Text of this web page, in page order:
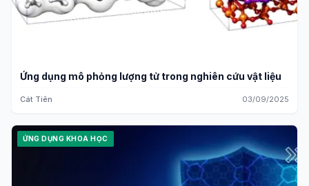
Ứng dụng mô phỏng lượng tử trong nghiên cứu vật liệu
Cát Tiên 03/09/2025
ỨNG DỤNG KHOA HỌC